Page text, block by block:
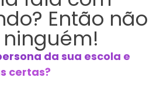
Então não
da sua escola e
certas?